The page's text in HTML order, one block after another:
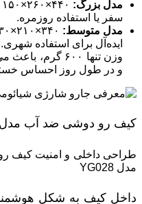
مدل بزرگ:
سفر یا استفاده روزمره.
مدل متوسط:
ایده‌آل برای استفاده شهری.
وزن تنها ۶۰۰
و در طول روز احساس
کیف رو دوشی ضد آب مدل Xiaomi Tanjiezhe Waterproof Crossbody Bag YG028
مدل YG028
داخل کیف به شکل